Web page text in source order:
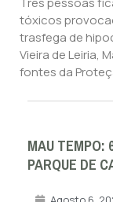
tóxicos
trasfega de
Vieira de Leiria,
fontes da
MAU TEMPO:
PARQUE DE